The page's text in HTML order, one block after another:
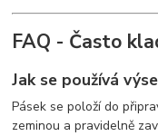
FAQ - Často
Jak se používá
Pásek se položí do
zeminou a pravidelně